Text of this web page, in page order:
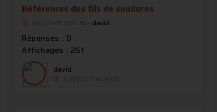
Références des fils de soudures
10/01/2019 16:54:59 - david
Réponses : 0
Affichages : 251
david
10/01/2019 16:54:59